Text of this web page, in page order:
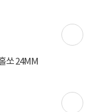
쏘 24MM